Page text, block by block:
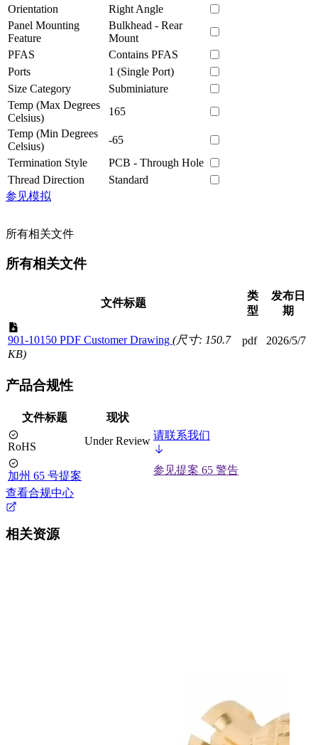
Orientation
Right Angle
Panel Mounting
Feature
Bulkhead - Rear
Mount
PFAS
Contains PFAS
Ports
1 (Single Port)
Size Category
Subminiature
Temp (Max Degrees
Celsius)
165
Temp (Min Degrees
Celsius)
-65
Termination Style
PCB - Through Hole
Thread Direction
Standard
参见模拟
所有相关文件
所有相关文件
文件标题
类
型
发布日
期
901-10150 PDF Customer Drawing (尺寸: 150.7
KB)
pdf 2026/5/7
产品合规性
文件标题 现状
RoHS Under Review 请联系我们
加州 65 号提案
参见提案 65 警告
查看合规中心
相关资源